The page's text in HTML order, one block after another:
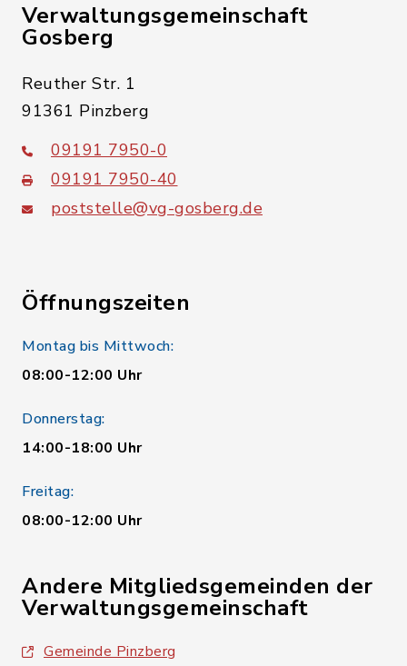
Verwaltungsgemeinschaft
Gosberg
Reuther Str. 1
91361 Pinzberg
09191 7950-0
09191 7950-40
poststelle@vg-gosberg.de
Öffnungszeiten
Montag bis Mittwoch:
08:00-12:00 Uhr
Donnerstag:
14:00-18:00 Uhr
Freitag:
08:00-12:00 Uhr
Andere Mitgliedsgemeinden der
Verwaltungsgemeinschaft
Gemeinde Pinzberg